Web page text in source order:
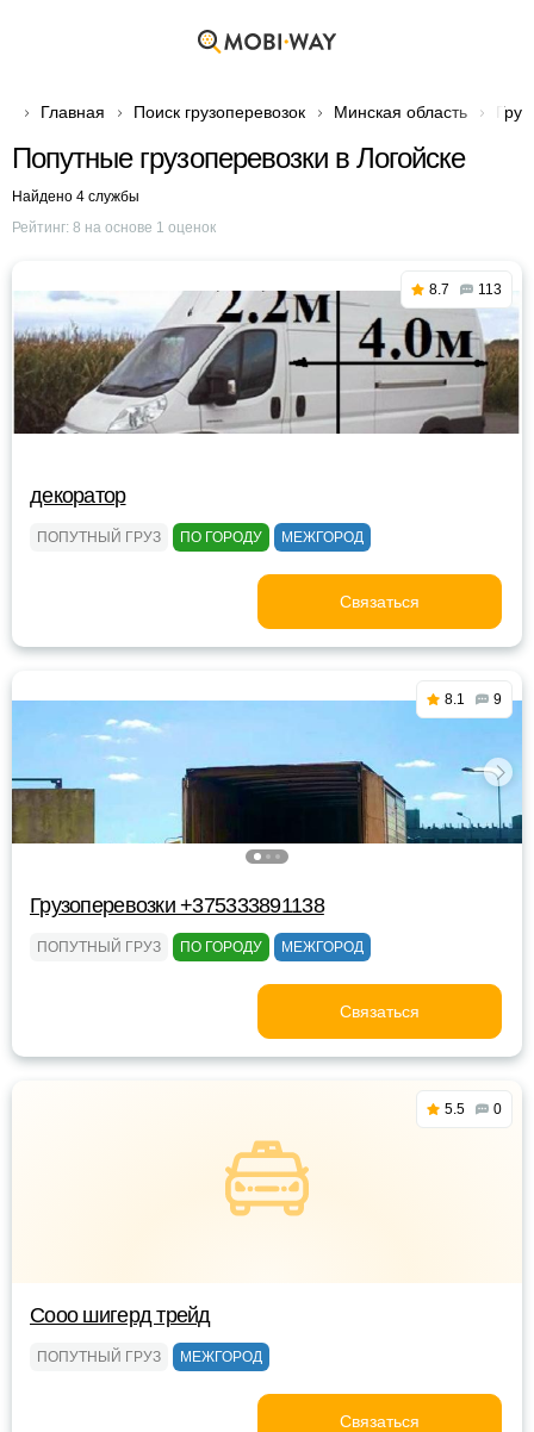
Главная Поиск грузоперевозок Минская область
Попутные грузоперевозки в Логойске
Найдено 4 службы
Рейтинг: 8 на основе 1 оценок
8.7 113
декоратор
ПОПУТНЫЙ ГРУЗ ПО ГОРОДУ МЕЖГОРОД
Связаться
8.1 9
Грузоперевозки +375333891138
ПОПУТНЫЙ ГРУЗ ПО ГОРОДУ МЕЖГОРОД
Связаться
5.5 0
Сооо шигерд трейд
ПОПУТНЫЙ ГРУЗ МЕЖГОРОД
Связаться